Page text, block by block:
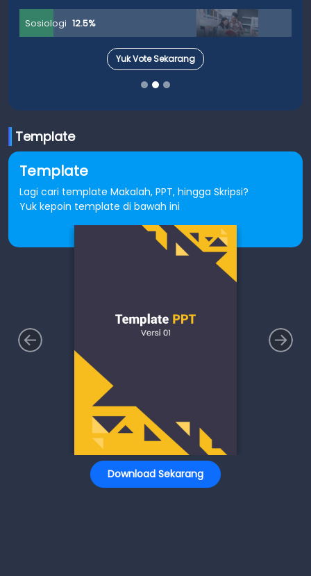
Sosiologi 12.5%
Yuk Vote Sekarang
Template
Template
Lagi cari template Makalah, PPT, hingga Skripsi?
Yuk kepoin template di bawah ini
Download Sekarang